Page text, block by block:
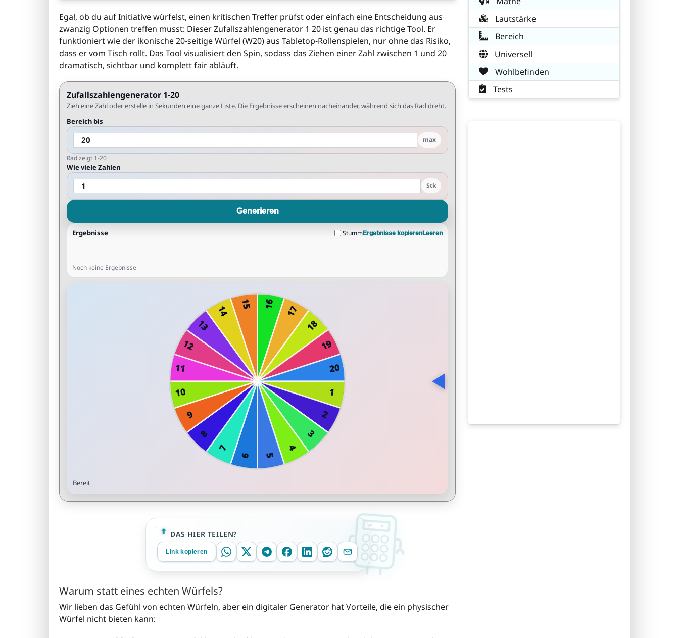
Egal, ob du auf Initiative würfelst, einen kritischen Treffer prüfst oder einfach eine Entscheidung aus
zwanzig Optionen treffen musst: Dieser Zufallszahlengenerator 1 20 ist genau das richtige Tool. Er
funktioniert wie der ikonische 20-seitige Würfel (W20) aus Tabletop-Rollenspielen, nur ohne das Risiko,
dass er vom Tisch rollt. Das Tool visualisiert den Spin, sodass das Ziehen einer Zahl zwischen 1 und 20
dramatisch, sichtbar und komplett fair abläuft.
Zufallszahlengenerator 1-20
Zieh eine Zahl oder erstelle in Sekunden eine ganze Liste. Die Ergebnisse erscheinen nacheinander, während sich das Rad dreht.
Bereich bis
max
Rad zeigt 1-20
Wie viele Zahlen
Stk
Generieren
Ergebnisse StummErgebnisse kopierenLeeren
Noch keine Ergebnisse
Bereit
DAS HIER TEILEN?
Link kopieren
Warum statt eines echten Würfels?
Wir lieben das Gefühl von echten Würfeln, aber ein digitaler Generator hat Vorteile, die ein physischer
Würfel nicht bieten kann:
Lautstärke
Bereich
Universell
Wohlbefinden
Tests